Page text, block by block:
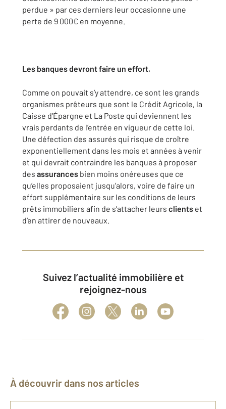
perdue » par ces derniers leur occasionne une
perte de 9 000€ en moyenne.
Les banques devront faire un effort.
Comme on pouvait s’y attendre, ce sont les grands
organismes prêteurs que sont le Crédit Agricole, la
Caisse d’Épargne et La Poste qui deviennent les
vrais perdants de l’entrée en vigueur de cette loi.
Une défection des assurés qui risque de croître
exponentiellement dans les mois et années à venir
et qui devrait contraindre les banques à proposer
des assurances bien moins onéreuses que ce
qu’elles proposaient jusqu’alors, voire de faire un
effort supplémentaire sur les conditions de leurs
prêts immobiliers afin de s’attacher leurs clients et
d’en attirer de nouveaux.
Suivez l’actualité immobilière et
rejoignez-nous
À découvrir dans nos articles